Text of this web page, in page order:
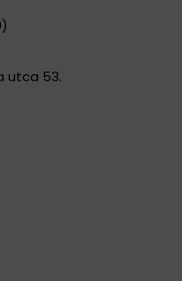
utca 53.